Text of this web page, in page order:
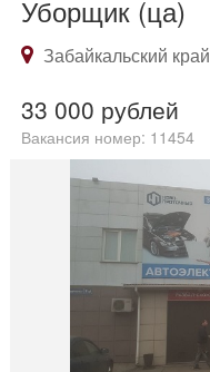
Уборщик (ца)
Забайкальский край
33 000 рублей
Вакансия номер: 11454